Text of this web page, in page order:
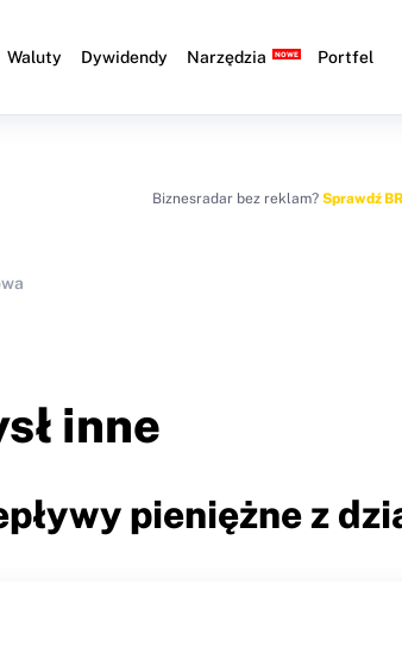
Waluty Dywidendy Narzędzia Portfel
Biznesradar bez reklam? Sprawdź
inne
pieniężne z